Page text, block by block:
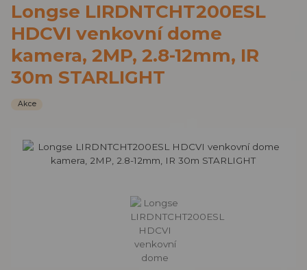
Longse LIRDNTCHT200ESL
HDCVI venkovní dome
kamera, 2MP, 2.8-12mm, IR
30m STARLIGHT
Akce